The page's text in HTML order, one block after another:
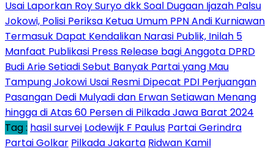
Usai Laporkan Roy Suryo dkk Soal Dugaan Ijazah Palsu
Jokowi, Polisi Periksa Ketua Umum PPN Andi Kurniawan
Termasuk Dapat Kendalikan Narasi Publik, Inilah 5
Manfaat Publikasi Press Release bagi Anggota DPRD
Budi Arie Setiadi Sebut Banyak Partai yang Mau
Tampung Jokowi Usai Resmi Dipecat PDI Perjuangan
Pasangan Dedi Mulyadi dan Erwan Setiawan Menang
hingga di Atas 60 Persen di Pilkada Jawa Barat 2024
Tag : hasil survei Lodewijk F Paulus Partai Gerindra
Partai Golkar Pilkada Jakarta Ridwan Kamil